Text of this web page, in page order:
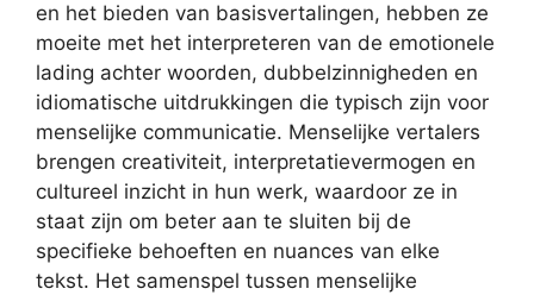
en het bieden van basisvertalingen, hebben ze
moeite met het interpreteren van de emotionele
lading achter woorden, dubbelzinnigheden en
idiomatische uitdrukkingen die typisch zijn voor
menselijke communicatie. Menselijke vertalers
brengen creativiteit, interpretatievermogen en
cultureel inzicht in hun werk, waardoor ze in
staat zijn om beter aan te sluiten bij de
specifieke behoeften en nuances van elke
tekst. Het samenspel tussen menselijke